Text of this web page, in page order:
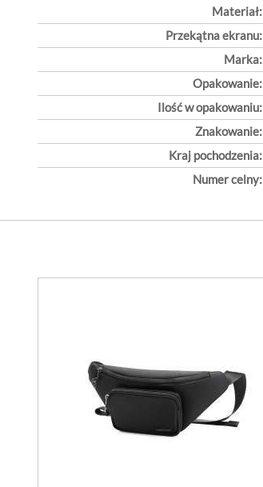
Materiał:
Przekątna ekranu:
Marka:
Opakowanie:
Ilość w opakowaniu:
Znakowanie:
Kraj pochodzenia:
Numer celny: